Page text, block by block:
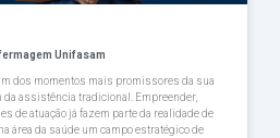
Unifasam
dos momentos mais promissores da sua
assistência tradicional. Empreender,
de atuação já fazem parte da realidade de
área da saúde um campo estratégico de